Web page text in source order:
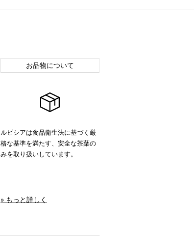
お品物について
ルピシアは食品衛生法に基づく厳
格な基準を満たす、安全な茶葉の
みを取り扱いしています。
» もっと詳しく